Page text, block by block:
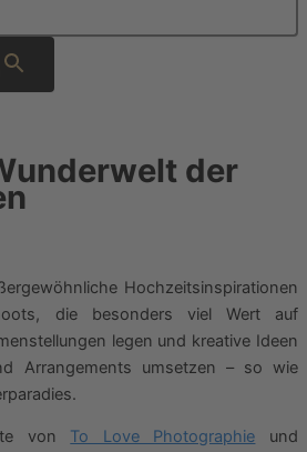
der
Hochzeitsinspirationen
die besonders viel Wert auf
legen und kreative Ideen
Arrangements umsetzen – so wie
von To Love Photographie und